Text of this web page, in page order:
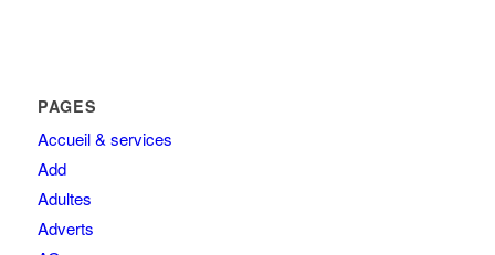
PAGES
Accueil & services
Add
Adultes
Adverts